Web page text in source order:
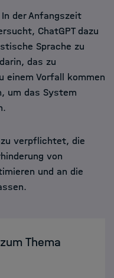
der Anfangszeit
ChatGPT dazu
Sprache zu
das zu
einem Vorfall kommen
um das System
verpflichtet, die
von
und an die
Thema